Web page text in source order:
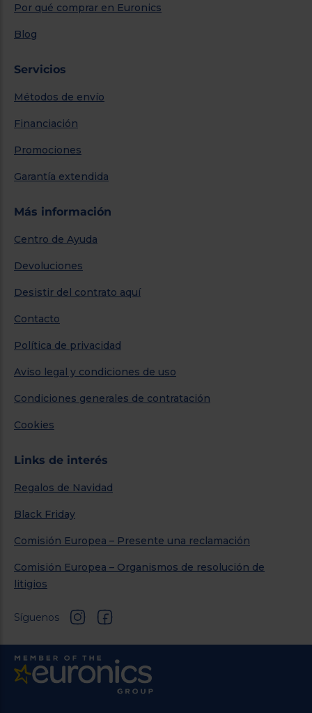
Por qué comprar en Euronics
Blog
Servicios
Métodos de envío
Financiación
Promociones
Garantía extendida
Más información
Centro de Ayuda
Devoluciones
Desistir del contrato aquí
Contacto
Política de privacidad
Aviso legal y condiciones de uso
Condiciones generales de contratación
Cookies
Links de interés
Regalos de Navidad
Black Friday
Comisión Europea – Presente una reclamación
Comisión Europea – Organismos de resolución de
litigios
Síguenos